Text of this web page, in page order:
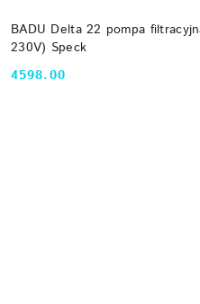
BADU Delta 22 pompa
230V) Speck
Cena:
4598.00